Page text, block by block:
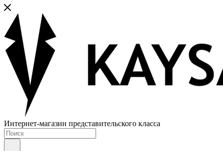
Интернет-магазин представительского класса